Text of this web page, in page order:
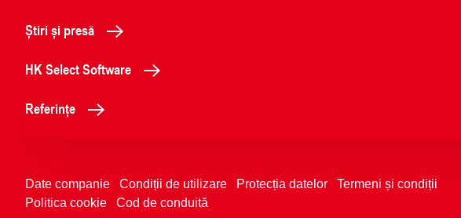
Știri și presă
HK Select Software
Referințe
Date companie Condiții de utilizare Protecția datelor
Termeni și condiții
Politica cookie
Cod de conduită